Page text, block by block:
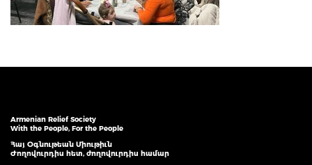
Armenian Relief Society
With the People, For the People
Հայ Օգնութեան Միութիւն
Ժողովուրդիս հետ, ժողովուրդիս համար